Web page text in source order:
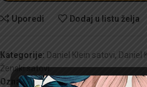
Uporedi Dodaj u listu želja
Kategorije: Daniel Klein satovi, Daniel
Ženski satovi
Oznaka:ženski